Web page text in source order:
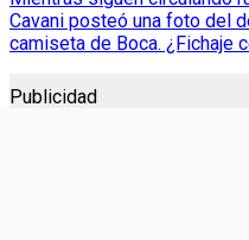
Cavani posteó una foto del
camiseta de Boca. ¿Fichaje
Publicidad